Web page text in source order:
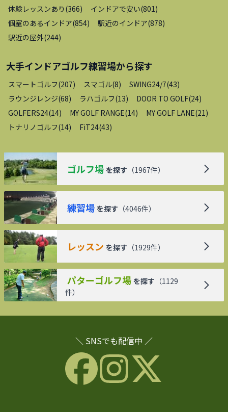
体験レッスンあり (366) インドアで安い(801 )
個室のあるインドア(854) 駅近のインドア(878)
駅近の屋外(244)
大手インドアゴルフ練習場から探す
スマートゴルフ(207) スマゴル(8) SWING24/7(43)
ラウンジレンジ(68) ラハゴルフ(13) DOOR TO GOLF(24)
GOLFERS24(14) MY GOLF RANGE(14) MY GOLF LANE(21 )
トナリノゴルフ(14) FiT24(43)
ゴルフ場 を探す （1967件）
練習場 を探す （4046件）
レッスン を探す （1929件）
パターゴルフ場 を探す （1129
件）
＼ SNSでも配信中 ／